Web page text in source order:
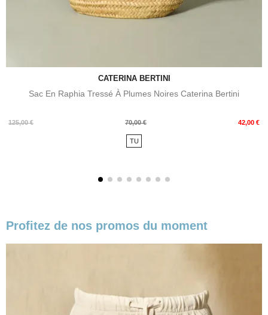
CATERINA BERTINI
Sac En Raphia Tressé À Plumes Noires Caterina Bertini
125,00 €
Prix
70,00 € 42,00 €
Prix
TU
Profitez de nos promos du moment